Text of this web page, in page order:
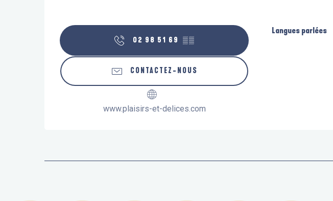
02 98 51 69 ▒▒
CONTACTEZ-NOUS
www.plaisirs-et-delices.com
Langues parlées
Langues parlées